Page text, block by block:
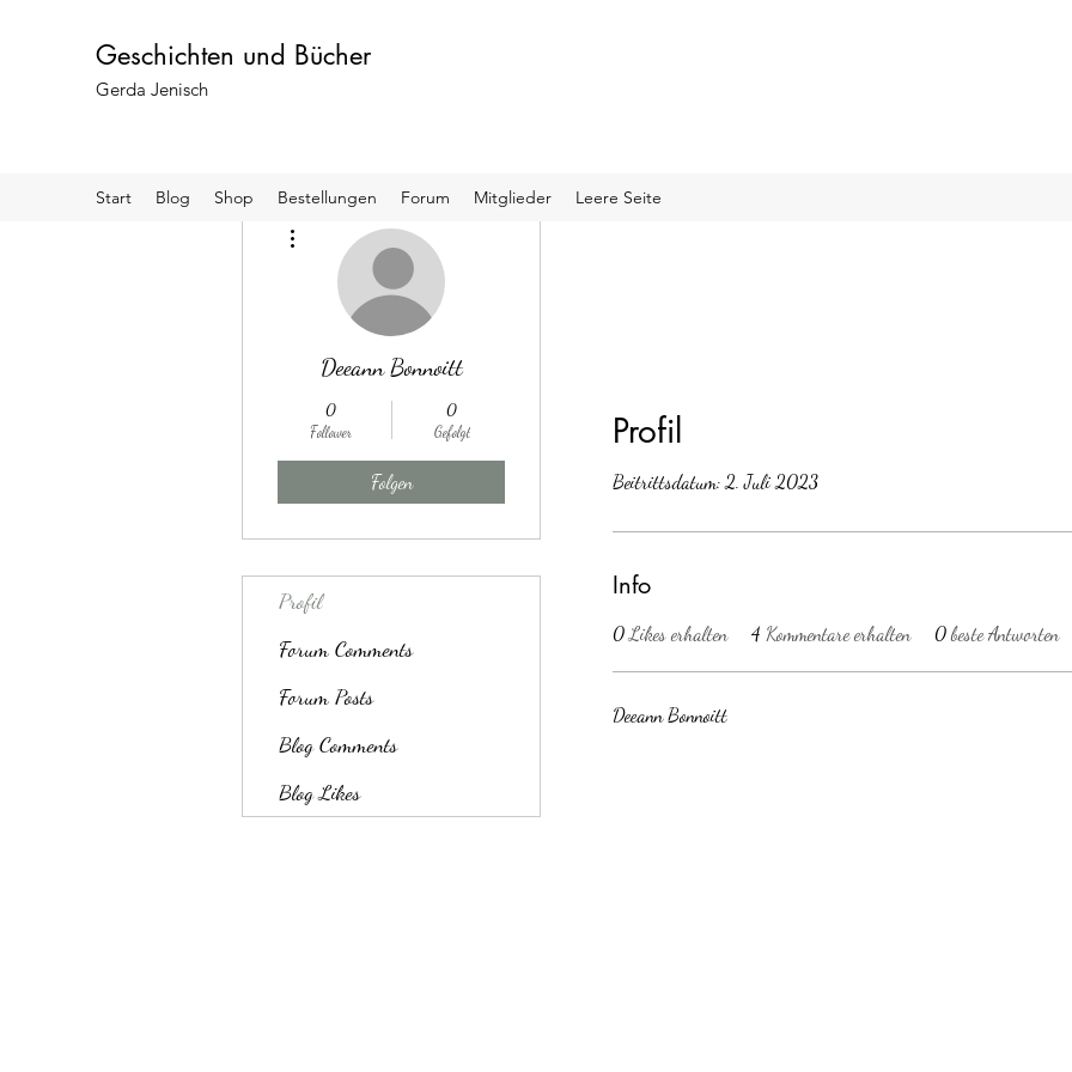
Geschichten und Bücher
Gerda Jenisch
Start Blog Shop Bestellungen Forum Mitglieder Leere Seite
Profil
Beitrittsdatum: 2. Juli 2023
Info
0 Likes erhalten 4 Kommentare erhalten 0 beste Antworten
Deeann Bonnoitt
Deeann Bonnoitt
0
Follower
0
Gefolgt
Folgen
Profil
Forum Comments
Forum Posts
Blog Comments
Blog Likes